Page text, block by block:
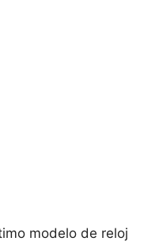
modelo de reloj